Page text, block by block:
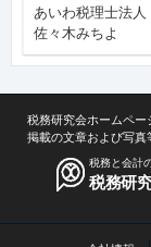
あいわ税理士法
佐々木みちよ
税務研究会ホームペー
掲載の文章および写真
税務と会計
税務研